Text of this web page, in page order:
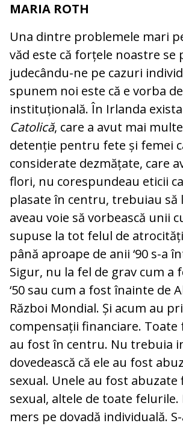
MARIA ROTH
Una dintre problemele mari
văd este că forțele noastre se
judecându-ne pe cazuri
spunem noi este că e vorba
instituțională. În Irlanda exista
Catolică, care a avut mai
detenție pentru fete și femei
considerate dezmățate, care
flori, nu corespundeau eticii
plasate în centru, trebuiau să
aveau voie să vorbească unii
supuse la tot felul de
până aproape de anii ‘90 s-a
Sigur, nu la fel de grav cum a
‘50 sau cum a fost înainte de
Război Mondial. Și acum au
compensații financiare. Toate
au fost în centru. Nu trebuia
dovedească că ele au fost
sexual. Unele au fost abuzate
sexual, altele de toate felurile.
mers pe dovadă individuală.